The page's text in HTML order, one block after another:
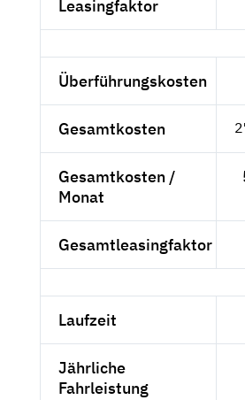
Leasingfaktor
Überführungskosten
Gesamtkosten
Gesamtkosten /
Monat
Gesamtleasingfaktor
Laufzeit
Jährliche
Fahrleistung